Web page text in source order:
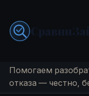
Помогаем
отказа — честно,